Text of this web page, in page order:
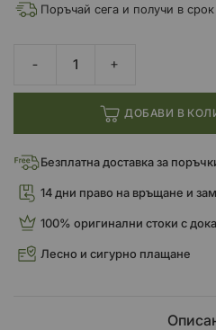
Поръчай сега и получи в
ДОБАВИ В
Безплатна доставка за
14 дни право на връщане и
100% оригинални стоки с
Лесно и сигурно плащане